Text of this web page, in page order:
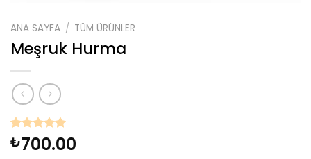
ANA SAYFA / TÜM ÜRÜNLER
Meşruk Hurma
1
müşteri
puanına
₺700.00